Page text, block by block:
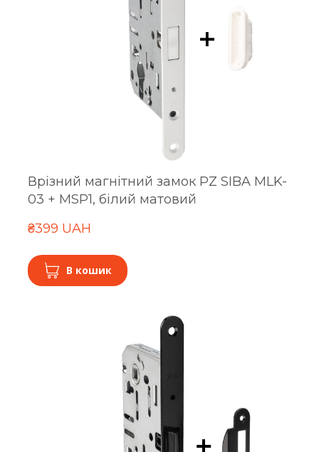
Врізний магнітний замок PZ SIBA MLK-
03 + MSP1, білий матовий
₴399 UAH
В кошик